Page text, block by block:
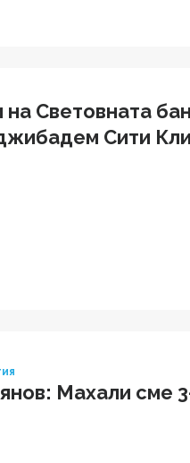
Световната
Сити
Махали сме